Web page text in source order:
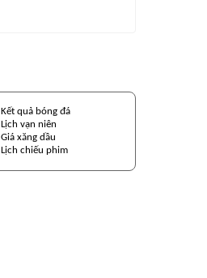
Kết quả bóng đá
Lịch vạn niên
Giá xăng dầu
Lịch chiếu phim